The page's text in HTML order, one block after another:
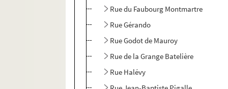
Rue du Faubourg Montmartre
Rue Gérando
Rue Godot de Mauroy
Rue de la Grange Batelière
Rue Halévy